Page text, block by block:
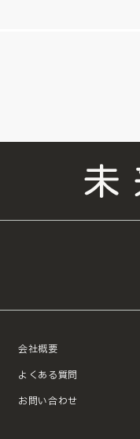
会社概要
よくある質問
お問い合わせ